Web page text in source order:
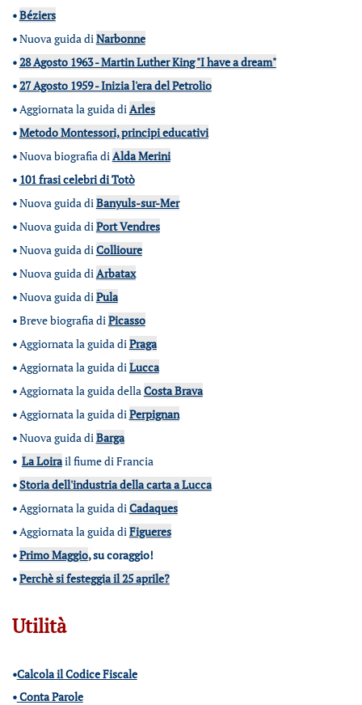
•Béziers
•Nuova guida diNarbonne
•28 Agosto 1963 - Martin Luther King "I have a dream"
•27 Agosto 1959 - Inizia l'era del Petrolio
•Aggiornata la guida diArles
•Metodo Montessori, principi educativi
•Nuova biografia diAlda Merini
• 101 frasi celebri di Totò
•Nuova guida diBanyuls-sur-Mer
•Nuova guida diPort Vendres
•Nuova guida diCollioure
•Nuova guida diArbatax
•Nuova guida diPula
•Breve biografia diPicasso
•Aggiornata la guida diPraga
•Aggiornata la guida diLucca
•Aggiornata la guida dellaCosta Brava
•Aggiornata la guida diPerpignan
•Nuova guida diBarga
• La Loirail fiume di Francia
•Storia dell'industria della carta a Lucca
•Aggiornata la guida diCadaques
•Aggiornata la guida diFigueres
•Primo Maggio, su coraggio!
•Perchè si festeggia il 25 aprile?
Utilità
•Calcola il Codice Fiscale
•Conta Parole